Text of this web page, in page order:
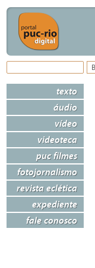
texto
áudio
vídeo
videoteca
puc filmes
fotojornalismo
revista eclética
expediente
fale conosco